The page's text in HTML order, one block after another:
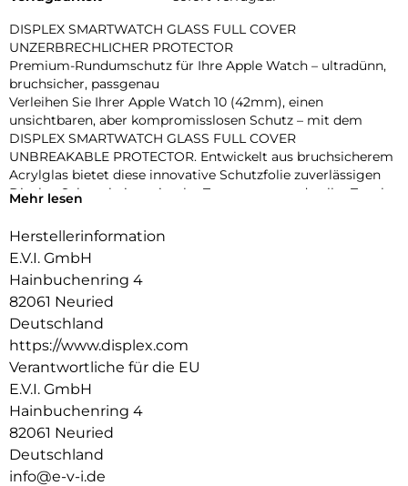
DISPLEX SMARTWATCH GLASS FULL COVER
UNZERBRECHLICHER PROTECTOR
Premium-Rundumschutz für Ihre Apple Watch – ultradünn,
bruchsicher, passgenau
Verleihen Sie Ihrer Apple Watch 10 (42mm), einen
unsichtbaren, aber kompromisslosen Schutz – mit dem
DISPLEX SMARTWATCH GLASS FULL COVER
UNBREAKABLE PROTECTOR. Entwickelt aus bruchsicherem
Acrylglas bietet diese innovative Schutzfolie zuverlässigen
Display-Schutz bei maximaler Transparenz und voller Touch-
Dank des vollflächig haftenden Edge-to-Edge-Designs mit
ab – perfekt für sportliche Einsätze, den Alltag oder den
stilbewussten Nutzer. Eine High-Tech-Anti-Fingerprint-
Beschichtung schützt vor störenden Flecken und sorgt für
dauerhaft brillante Optik.
Die beiliegende Eco-Montagehilfe aus recyceltem PET (rPET)
macht die Anbringung zum Kinderspiel: einfach, sicher,
blasenfrei – ohne Werkzeug oder Klebstoffreste.
Produktvorteile im Überblick:
Unzerbrechliches, stoßdämpfendes Acrylglas
3D Edge-to-Edge Kontur für nahtlose Abdeckung
Ultradünn – volle Touch-, Wisch- und Buttonfunktion
Mehr lesen
Herstellerinformation
E.V.I. GmbH
Hainbuchenring 4
82061 Neuried
Deutschland
https://www.displex.com
Verantwortliche für die EU
E.V.I. GmbH
Hainbuchenring 4
82061 Neuried
Deutschland
info@e-v-i.de